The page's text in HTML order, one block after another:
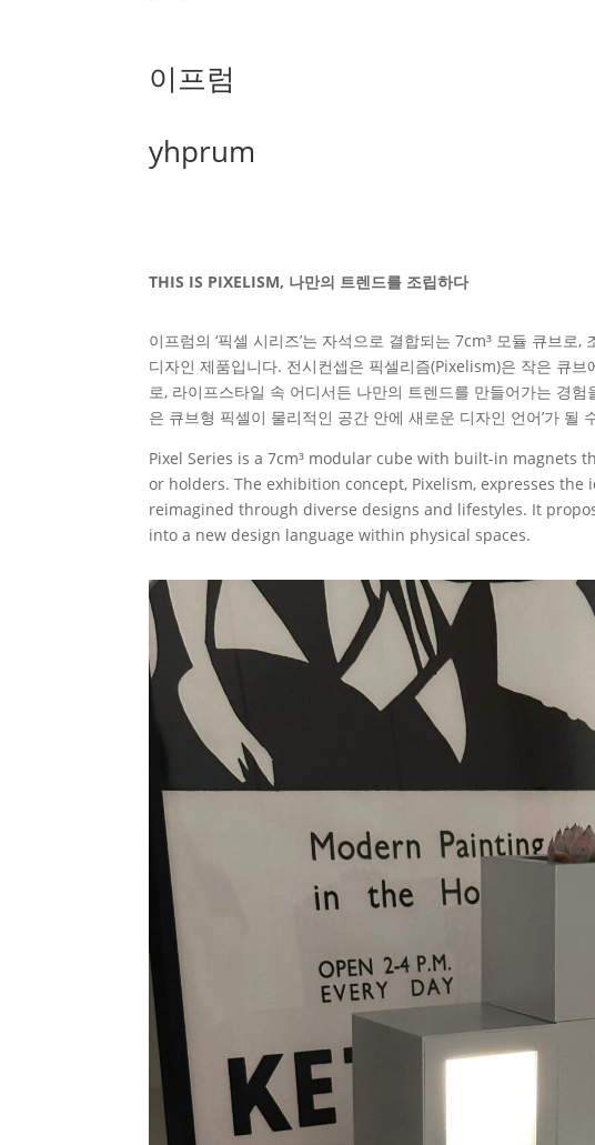
이프럼
yhprum
THIS IS PIXELISM, 나만의 트렌드를 조립하다
이프럼의 ‘픽셀 시리즈’는 자석으로 결합되는 7cm³ 모듈 큐브로,
디자인 제품입니다. 전시컨셉은 픽셀리즘(Pixelism)은 작은 큐
로, 라이프스타일 속 어디서든 나만의 트렌드를 만들어가는 경
은 큐브형 픽셀이 물리적인 공간 안에 새로운 디자인 언어’가 될
Pixel Series is a 7cm³ modular cube with built-in magnets
or holders. The exhibition concept, Pixelism, expresses
reimagined through diverse designs and lifestyles. It
into a new design language within physical spaces.